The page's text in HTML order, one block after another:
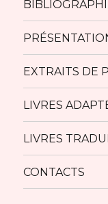
EXTRAITS DE
LIVRES
LIVRES
CONTACTS